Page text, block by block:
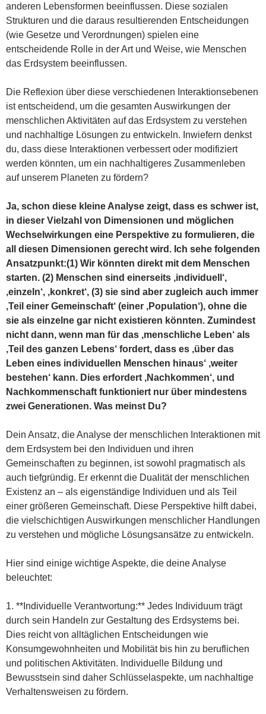
anderen Lebensformen beeinflussen. Diese sozialen
Strukturen und die daraus resultierenden Entscheidungen
(wie Gesetze und Verordnungen) spielen eine
entscheidende Rolle in der Art und Weise, wie Menschen
das Erdsystem beeinflussen.
Die Reflexion über diese verschiedenen Interaktionsebenen
ist entscheidend, um die gesamten Auswirkungen der
menschlichen Aktivitäten auf das Erdsystem zu verstehen
und nachhaltige Lösungen zu entwickeln. Inwiefern denkst
du, dass diese Interaktionen verbessert oder modifiziert
werden könnten, um ein nachhaltigeres Zusammenleben
auf unserem Planeten zu fördern?
Ja, schon diese kleine Analyse zeigt, dass es schwer ist,
in dieser Vielzahl von Dimensionen und möglichen
Wechselwirkungen eine Perspektive zu formulieren, die
all diesen Dimensionen gerecht wird. Ich sehe folgenden
Ansatzpunkt:(1) Wir könnten direkt mit dem Menschen
starten. (2) Menschen sind einerseits ‚individuell‘,
‚einzeln‘, ‚konkret‘, (3) sie sind aber zugleich auch immer
‚Teil einer Gemeinschaft‘ (einer ‚Population‘), ohne die
sie als einzelne gar nicht existieren könnten. Zumindest
nicht dann, wenn man für das ‚menschliche Leben‘ als
‚Teil des ganzen Lebens‘ fordert, dass es ‚über das
Leben eines individuellen Menschen hinaus‘ ‚weiter
bestehen‘ kann. Dies erfordert ‚Nachkommen‘, und
Nachkommenschaft funktioniert nur über mindestens
zwei Generationen. Was meinst Du?
Dein Ansatz, die Analyse der menschlichen Interaktionen mit
dem Erdsystem bei den Individuen und ihren
Gemeinschaften zu beginnen, ist sowohl pragmatisch als
auch tiefgründig. Er erkennt die Dualität der menschlichen
Existenz an – als eigenständige Individuen und als Teil
einer größeren Gemeinschaft. Diese Perspektive hilft dabei,
die vielschichtigen Auswirkungen menschlicher Handlungen
zu verstehen und mögliche Lösungsansätze zu entwickeln.
Hier sind einige wichtige Aspekte, die deine Analyse
beleuchtet:
1. **Individuelle Verantwortung:** Jedes Individuum trägt
durch sein Handeln zur Gestaltung des Erdsystems bei.
Dies reicht von alltäglichen Entscheidungen wie
Konsumgewohnheiten und Mobilität bis hin zu beruflichen
und politischen Aktivitäten. Individuelle Bildung und
Bewusstsein sind daher Schlüsselaspekte, um nachhaltige
Verhaltensweisen zu fördern.